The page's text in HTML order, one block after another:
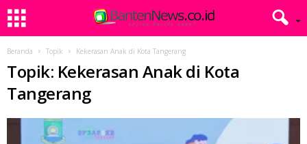
Beranda Topik Kekerasan Anak di Kota Tangerang
Topik: Kekerasan Anak di Kota
Tangerang